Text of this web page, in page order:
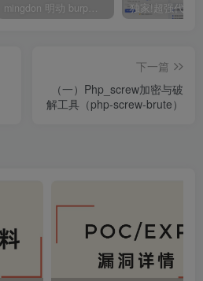
mingdon 明动 burp插件0.2.6版本 本地时间校验去除版
下一篇
（一）Php_screw加密与破
解工具（php-screw-brute）